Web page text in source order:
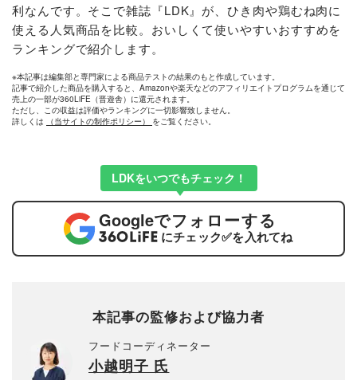
利なんです。そこで雑誌『LDK』が、ひき肉や鶏むね肉に
使える人気商品を比較。おいしくて使いやすいおすすめを
ランキングで紹介します。
※本記事は編集部と専門家による商品テストの結果のもと作成しています。
記事で紹介した商品を購入すると、Amazonや楽天などのアフィリエイトプログラムを通じて
売上の一部が360LiFE（晋遊舎）に還元されます。
ただし、この収益は評価やランキングに一切影響致しません。
詳しくは
（当サイトの制作ポリシー） をご覧ください。
LDKをいつでもチェック！
Googleでフォローする
にチェック✅を入れてね
本記事の監修および協力者
フードコーディネーター
小越明子 氏